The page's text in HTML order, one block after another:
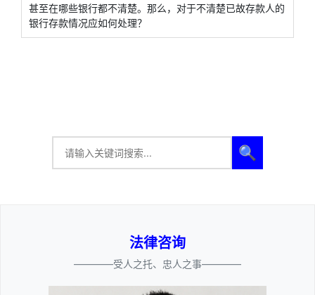
甚至在哪些银行都不清楚。那么，对于不清楚已故存款人的
银行存款情况应如何处理？
🔍
法律咨询
————受人之托、忠人之事————